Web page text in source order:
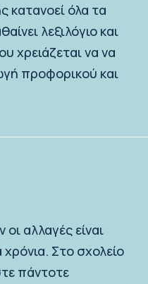
όλα τα
λεξιλόγιο και
χρειάζεται να να
προφορικού και
αλλαγές είναι
Στο σχολείο
πάντοτε